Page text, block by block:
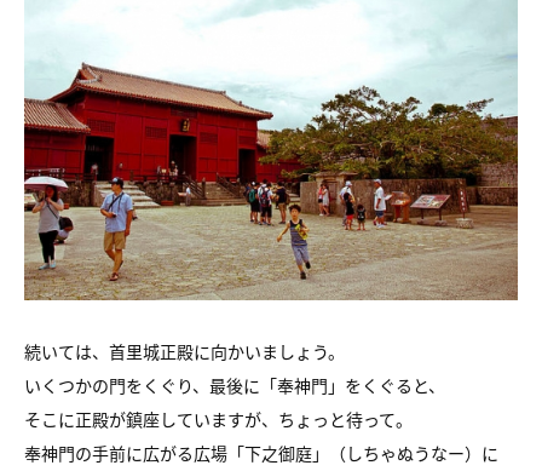
続いては、首里城正殿に向かいましょう。
いくつかの門をくぐり、最後に「奉神門」をくぐると、
そこに正殿が鎮座していますが、ちょっと待って。
奉神門の手前に広がる広場「下之御庭」（しちゃぬうなー）に